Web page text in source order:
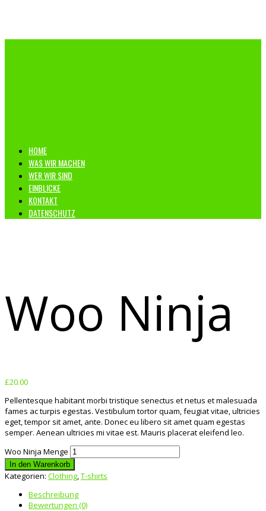
HOME
WAS WIR MACHEN
WER WIR SIND
EINBLICKE
KONTAKT
DATENSCHUTZ
Woo Ninja
£20.00
Pellentesque habitant morbi tristique senectus et netus et malesuada
fames ac turpis egestas. Vestibulum tortor quam, feugiat vitae, ultricies
eget, tempor sit amet, ante. Donec eu libero sit amet quam egestas
semper. Aenean ultricies mi vitae est. Mauris placerat eleifend leo.
Woo Ninja Menge
In den Warenkorb
Kategorien: Clothing,T-shirts
Beschreibung
Bewertungen (0)